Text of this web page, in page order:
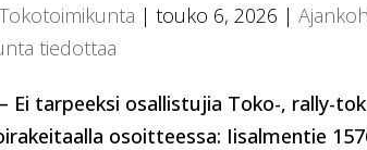
Tokotoimikunta |touko 6, 2026 |
tiedottaa
Ei tarpeeksi osallistujia Toko-, rally-
osoitteessa: Iisalmentie